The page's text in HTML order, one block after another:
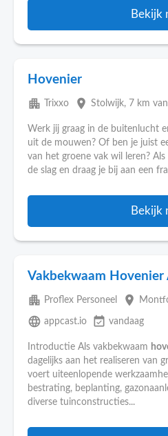
Bekijk
Hovenier
apartment Trixxo place Stolwijk, 7 km
Werk jij graag in de buitenlucht
uit de mouwen? Of ben je juist
van het groene vak wil leren? Als
de slag en draag je bij aan een
Bekijk
Vakbekwaam
apartment Proflex Personeel place
language appcast.io event_available vandaag
Introductie Als vakbekwaam
dagelijks aan het realiseren van
voert uiteenlopende
bestrating, beplanting,
diverse tuinconstructies...